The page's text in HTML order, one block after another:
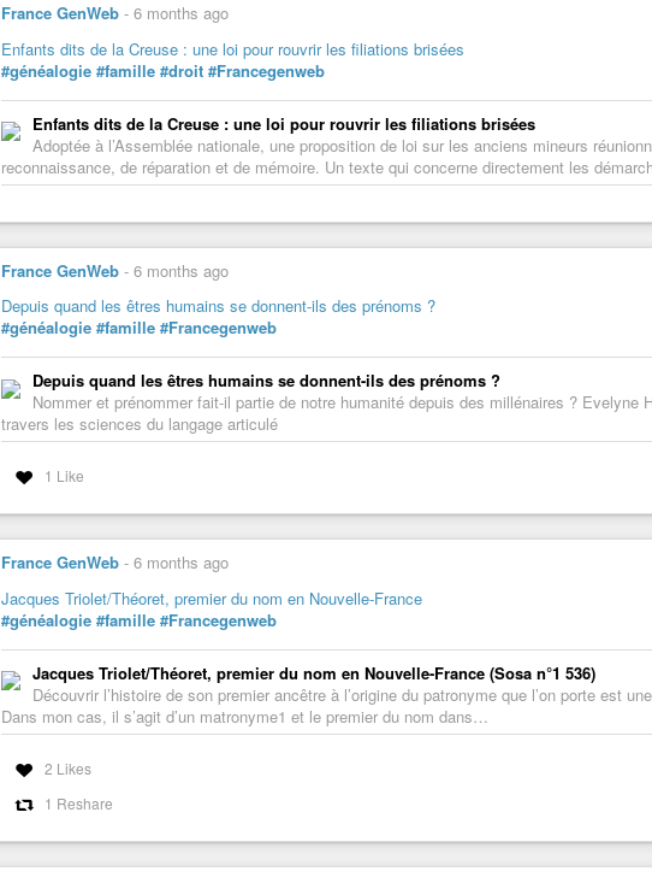
France GenWeb - 6 months ago
Enfants dits de la Creuse : une loi pour rouvrir les filiations brisées
#généalogie #famille #droit #Francegenweb
Enfants dits de la Creuse : une loi pour rouvrir les filiations brisées
Adoptée à l’Assemblée nationale, une proposition de loi sur les anciens mineurs
reconnaissance, de réparation et de mémoire. Un texte qui concerne directement les
France GenWeb - 6 months ago
Depuis quand les êtres humains se donnent-ils des prénoms ?
#généalogie #famille #Francegenweb
Depuis quand les êtres humains se donnent-ils des prénoms ?
Nommer et prénommer fait-il partie de notre humanité depuis des millénaires ? Evelyne
travers les sciences du langage articulé
1 Like
France GenWeb - 6 months ago
Jacques Triolet/Théoret, premier du nom en Nouvelle-France
#généalogie #famille #Francegenweb
Jacques Triolet/Théoret, premier du nom en Nouvelle-France (Sosa n°1 536)
Découvrir l’histoire de son premier ancêtre à l’origine du patronyme que l’on porte est
Dans mon cas, il s’agit d’un matronyme1 et le premier du nom dans…
2 Likes
1 Reshare